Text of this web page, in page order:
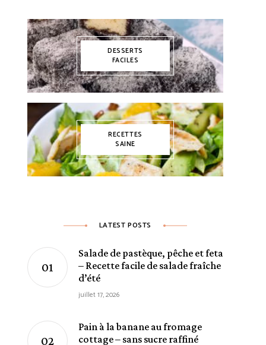
AMÉRICAINES RECETTES DE TARTE SAINT VALENTIN SANS ŒUF
À PETIT BUDGET RECETTES AMÉRICAINES RECETTES DE
DESSERTS
FACILES
RECETTES
SAINE
LATEST POSTS
Salade de pastèque, pêche et feta
– Recette facile de salade fraîche
d’été
juillet 17, 2026
Pain à la banane au fromage
cottage – sans sucre raffiné